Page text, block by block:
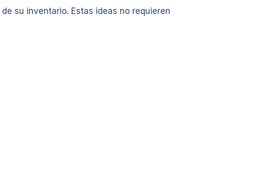
su inventario. Estas ideas no requieren